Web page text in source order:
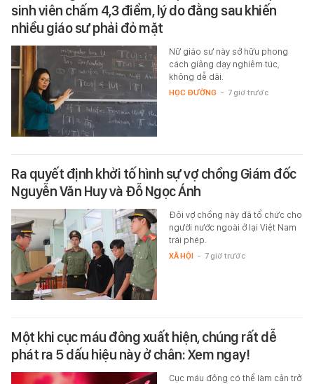
sinh viên chấm 4,3 điểm, lý do đằng sau khiến
nhiều giáo sư phải đỏ mặt
Nữ giáo sư này sở hữu phong
cách giảng dạy nghiêm túc,
không dễ dãi.
HỌC ĐƯỜNG - 7 giờ trước
Ra quyết định khởi tố hình sự vợ chồng Giám đốc
Nguyễn Văn Huy và Đỗ Ngọc Ánh
Đôi vợ chồng này đã tổ chức cho
người nước ngoài ở lại Việt Nam
trái phép.
XÃ HỘI - 7 giờ trước
Một khi cục máu đông xuất hiện, chúng rất dễ
phát ra 5 dấu hiệu này ở chân: Xem ngay!
Cục máu đông có thể làm cản trở